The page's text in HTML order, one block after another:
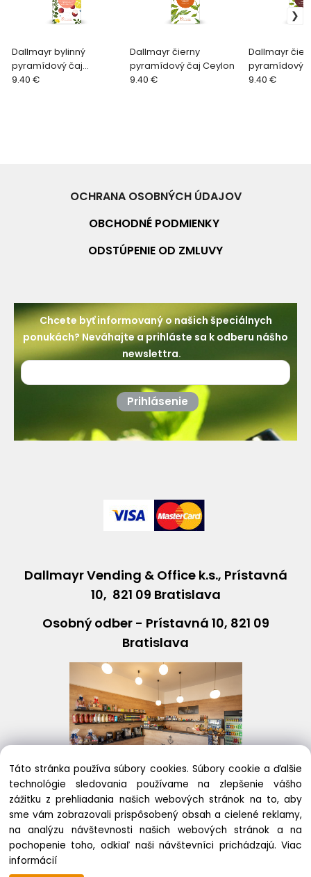
Dallmayr bylinný
pyramídový čaj
Moringa/Liči
9.40 €
Dallmayr čierny
pyramídový čaj Ceylon
9.40 €
Dallmayr
pyramídový
Breakfast
9.40 €
OCHRANA OSOBNÝCH ÚDAJOV
OBCHODNÉ PODMIENKY
ODSTÚPENIE OD ZMLUVY
Chcete byť informovaný o našich špeciálnych
ponukách? Neváhajte a prihláste sa k odberu nášho
newslettra.
Prihlásenie
Dallmayr Vending & Office k.s., Prístavná
10, 821 09 Bratislava
Osobný odber - Prístavná 10, 821 09
Bratislava
+421243631408 eshop@ dallmayr .sk
Copyright © 2020
Táto stránka používa súbory cookies. Súbory cookie a ďalšie
technológie sledovania používame na zlepšenie vášho
zážitku z prehliadania našich webových stránok na to, aby
sme vám zobrazovali prispôsobený obsah a cielené reklamy,
na analýzu návštevnosti našich webových stránok a na
pochopenie toho, odkiaľ naši návštevníci prichádzajú.Viac
informácií